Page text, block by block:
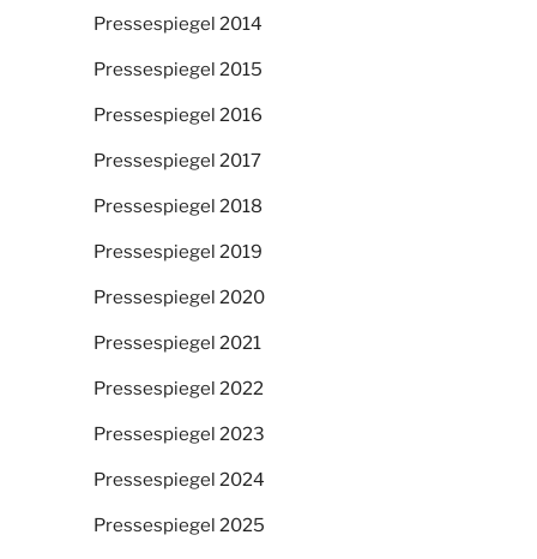
Pressespiegel 2014
Pressespiegel 2015
Pressespiegel 2016
Pressespiegel 2017
Pressespiegel 2018
Pressespiegel 2019
Pressespiegel 2020
Pressespiegel 2021
Pressespiegel 2022
Pressespiegel 2023
Pressespiegel 2024
Pressespiegel 2025